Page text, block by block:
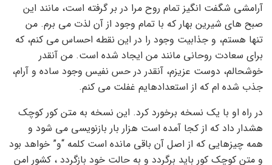
آرامشی شگفت انگیز تمام روح مرا در بر گرفته است، مانند این
صبح های شیرین بهار که با تمام وجود از آن لذت می برم. من
تنها هستم، و جذابیت وجود را در این نقطه احساس می کنم، که
برای سعادت روحانی مانند من ایجاد شده است. من آنقدر
خوشحالم، دوست عزیزم، آنقدر در حس نفیس وجود ساده و آرام،
جذب شده ام که از استعدادهایم غفلت می کنم.
در راه او با یک نسخه برخورد کرد. این نسخه به متن کور کوچک
هشدار داد که از کجا آمده است هزار بار بازنویسی می شود و
همه چیزهایی که از اصل آن باقی مانده است کلمه “و” خواهد بود
و متن کوچک کور باید برگردد و به حالت خود بازگردد ، کشور امن